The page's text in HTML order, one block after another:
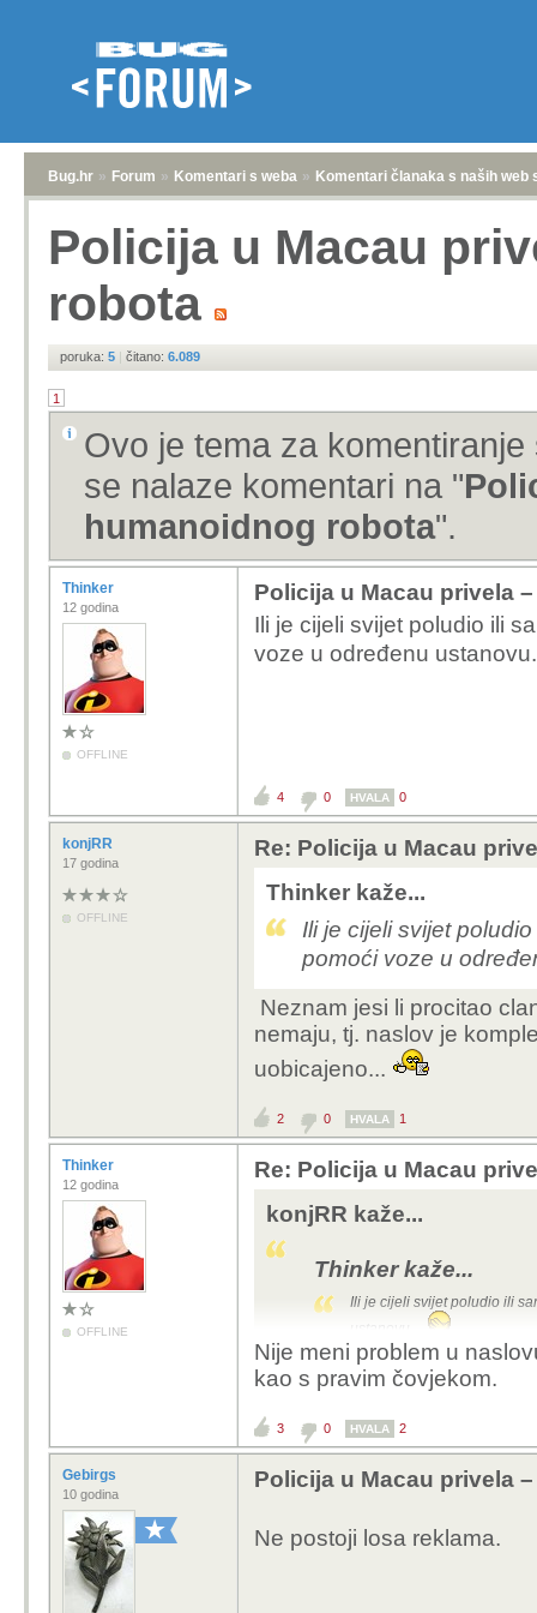
Bug.hr » Forum » Komentari s weba » Komentari članaka s naših web
Policija u Macau
robota
poruka: 5 | čitano: 6.089
1
Ovo je tema za
se nalaze komentari na "
humanoidnog robota".
Thinker
12 godina
OFFLINE
Policija u Macau privela
Ili je cijeli svijet poludio ili
voze u određenu
4 0 HVALA 0
konjRR
17 godina
OFFLINE
Re: Policija u Macau
Thinker kaže...
Ili je cijeli svijet
pomoći voze u
Neznam jesi li procitao
nemaju, tj. naslov je
uobicajeno...
2 0 HVALA 1
Thinker
12 godina
OFFLINE
Re: Policija u Macau
konjRR kaže...
Thinker kaže...
Ili je cijeli svijet poludio ili
Neznam jesi li procitao clanak ali
Nije meni problem u
kao s pravim čovjekom.
3 0 HVALA 2
Gebirgs
10 godina
Policija u Macau privela
Ne postoji losa reklama.